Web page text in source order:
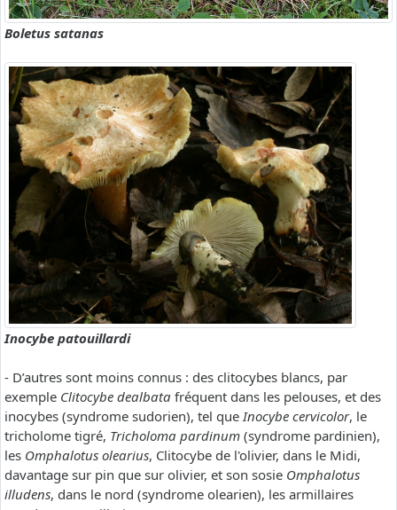
Boletus satanas
Inocybe patouillardi
- D’autres sont moins connus : des clitocybes blancs, par
exemple Clitocybe dealbata fréquent dans les pelouses, et des
inocybes (syndrome sudorien), tel queInocybe cervicolor, le
tricholome tigré, Tricholoma pardinum (syndrome pardinien),
les Omphalotus olearius, Clitocybe de l'olivier, dans le Midi,
davantage sur pin que sur olivier, et son sosie Omphalotus
illudens, dans le nord (syndrome olearien), les armillaires